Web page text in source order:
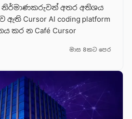
නිර්මාණකරුවන් අතර අතිශය
Cursor AI coding platform
කර න Café Cursor
මාස 8කට පෙර